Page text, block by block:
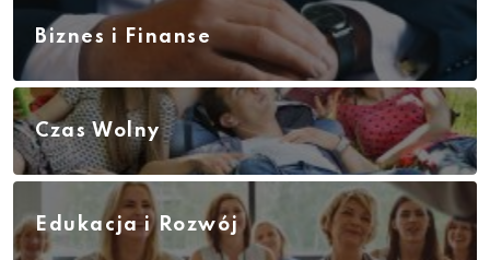
Biznes i Finanse
Czas Wolny
Edukacja i Rozwój